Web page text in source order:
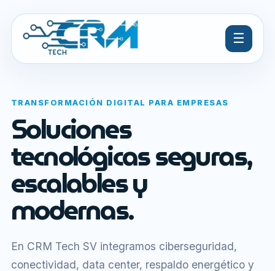
☰
TRANSFORMACIÓN DIGITAL PARA EMPRESAS
Soluciones
tecnológicas seguras,
escalables y
modernas.
En CRM Tech SV integramos ciberseguridad,
conectividad, data center, respaldo energético y